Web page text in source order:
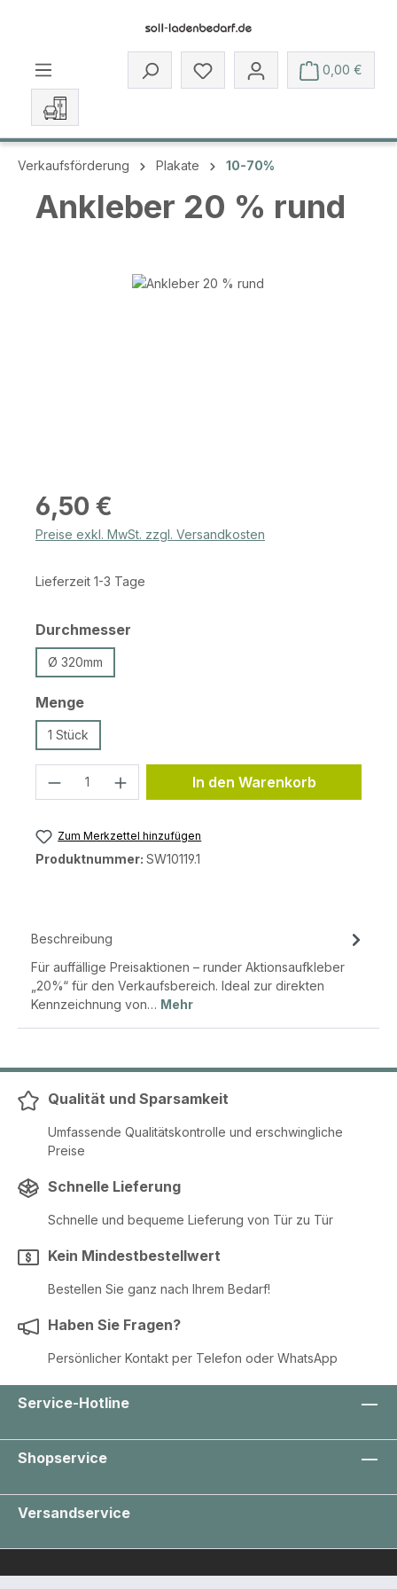
Du hast 0 Produkte auf dem
0,00 €
Verkaufsförderung Plakate 10-70%
Ankleber 20 % rund
Bildergalerie überspringen
Regulärer Preis:
6,50 €
Preise exkl. MwSt. zzgl. Versandkosten
Lieferzeit 1-3 Tage
Durchmesser
Ø 320mm
Mengeauswählen
1 Stück
Produkt Anzahl: Gib den
In den Warenkorb
Zum Merkzettel hinzufügen
Produktnummer: SW10119.1
Beschreibung
Für auffällige Preisaktionen – runder Aktionsaufkleber
„20%“ für den Verkaufsbereich. Ideal zur direkten
Kennzeichnung von… Mehr
Qualität und Sparsamkeit
Umfassende Qualitätskontrolle und erschwingliche
Preise
Schnelle Lieferung
Schnelle und bequeme Lieferung von Tür zu Tür
Kein Mindestbestellwert
Bestellen Sie ganz nach Ihrem Bedarf!
Haben Sie Fragen?
Persönlicher Kontakt per Telefon oder WhatsApp
Service-Hotline
Shopservice
Versandservice